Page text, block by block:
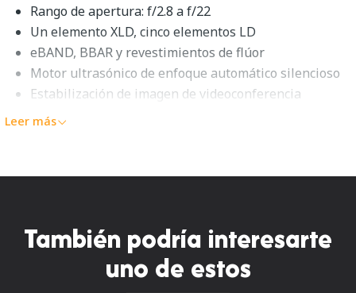
Rango de apertura: f/2.8 a f/22
Un elemento XLD, cinco elementos LD
eBAND, BBAR y revestimientos de flúor
Motor ultrasónico de enfoque automático silencioso
Estabilización de imagen de videoconferencia
Construcción resistente al polvo y la humedad
Compatible con la consola TAP-in (INCLUÍDA)
VC USD G2 Resumen
Un zoom de teleobjetivo popular para una variedad de
Leer más
También podría interesarte
uno de estos